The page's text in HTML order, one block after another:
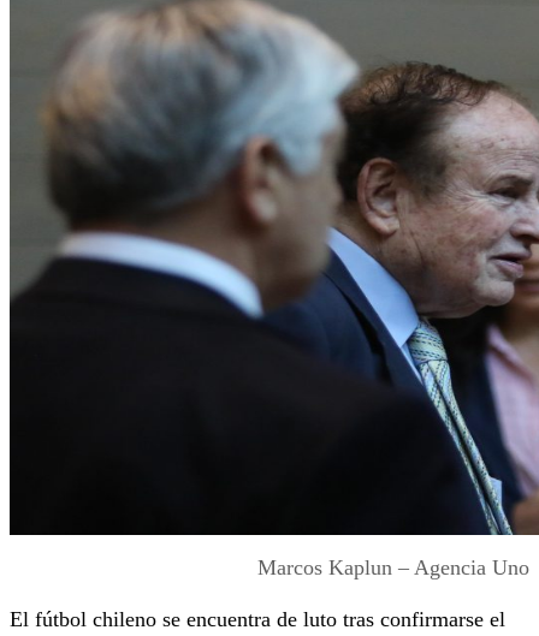
Marcos Kaplun – Agencia Uno
El fútbol chileno se encuentra de luto tras confirmarse el